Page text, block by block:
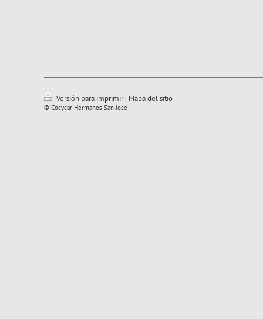
Versión para imprimir | Mapa del sitio
© Cocycar Hermanos San Jose